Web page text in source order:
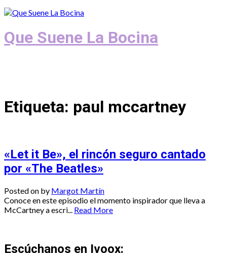
Que Suene La Bocina
Etiqueta: paul mccartney
«Let it Be», el rincón seguro cantado
por «The Beatles»
Posted on by Margot Martín
Conoce en este episodio el momento inspirador que lleva a
McCartney a escri...
Read More
Escúchanos en Ivoox: